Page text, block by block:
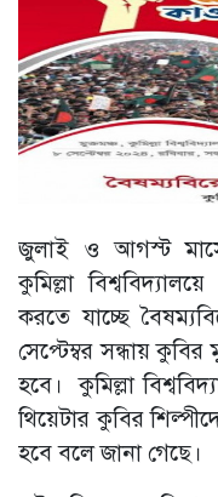
জুলাই ও আগস্ট
কুমিল্লা
করতে যাচ্ছে
সেপ্টেম্বর সন্ধায়
হবে। কুমিল্লা
থিয়েটার কুবির
হবে বলে জানা গেছে।